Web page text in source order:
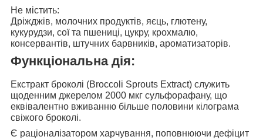
Не містить:
Дріжджів, молочних продуктів, яєць, глютену,
кукурудзи, сої та пшениці, цукру, крохмалю,
консервантів, штучних барвників, ароматизаторів.
Функціональна дія:
Екстракт броколі (Broccoli Sprouts Extract) служить
щоденним джерелом 2000 мкг сульфорафану, що
еквівалентно вживанню більше половини кілограма
свіжого броколі.
Є раціоналізатором харчування, поповнюючи дефіцит